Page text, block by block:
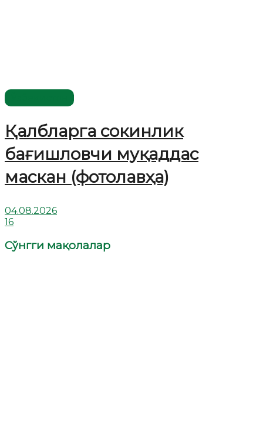
Қалбларга сокинлик
бағишловчи муқаддас
маскан (фотолавҳа)
04.08.2026
16
Сўнгги мақолалар